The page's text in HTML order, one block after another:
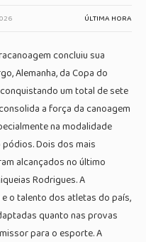
ÚLTIMA HORA
concluiu sua
Alemanha, da Copa do
um total de sete
a força da canoagem
na modalidade
Dois dos mais
alcançados no último
Rodrigues. A
o talento dos atletas do país,
quanto nas provas
para o esporte. A